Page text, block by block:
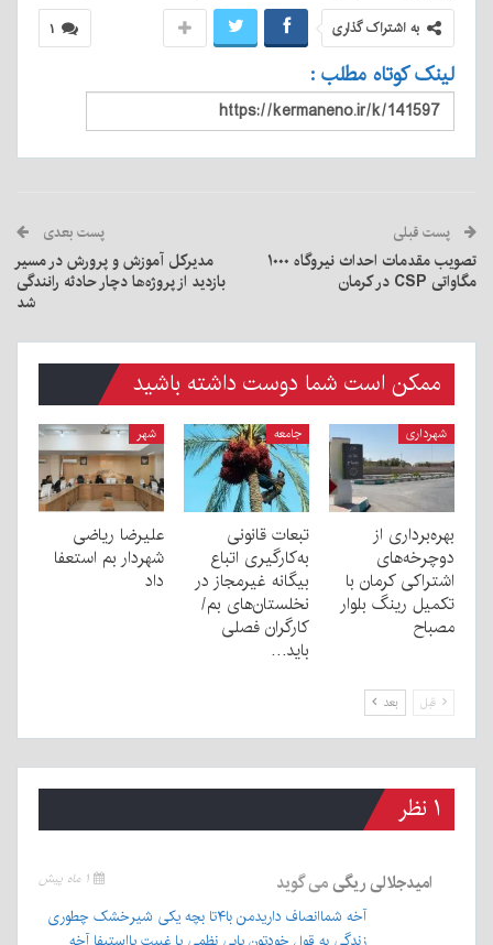
۱ به اشتراک گذاری
لینک کوتاه مطلب :
پست قبلی
تصویب مقدمات احداث نیروگاه ۱۰۰۰
مگاواتی CSP در کرمان
پست بعدی
مدیرکل آموزش و پرورش در مسیر
بازدید از پروژه‌ها دچار حادثه رانندگی
شد
ممکن است شما دوست داشته باشید
شهرداری
بهره‌برداری از
دوچرخه‌های
اشتراکی کرمان با
تکمیل رینگ بلوار
مصباح
جامعه
تبعات قانونی
به‌کارگیری اتباع
بیگانه غیرمجاز در
نخلستان‌های بم/
کارگران فصلی
باید…
شهر
علیرضا ریاضی
شهردار بم استعفا
داد
قبل بعد
۱ نظر
امیدجلالی ریگیمی گوید
آخه شماانصاف داریدمن با۴تا بچه یکی شیرخشک چطوری